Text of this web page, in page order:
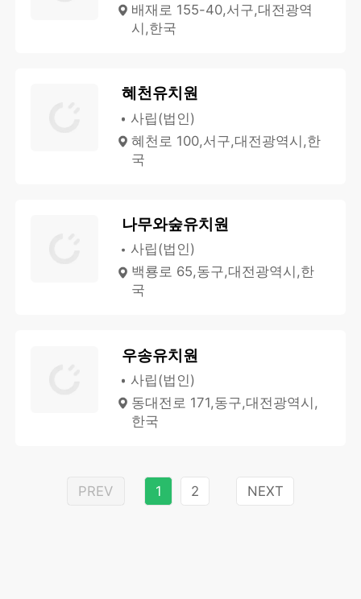
배재로 155-40,서구,대전광역
시,한국
혜천유치원
사립(법인)
혜천로 100,서구,대전광역시,한
국
나무와숲유치원
사립(법인)
백룡로 65,동구,대전광역시,한
국
우송유치원
사립(법인)
동대전로 171,동구,대전광역시,
한국
PREV 1 2 NEXT